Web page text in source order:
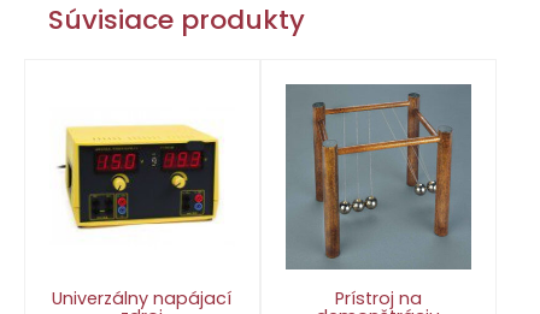
Súvisiace produkty
Univerzálny napájací Prístroj na